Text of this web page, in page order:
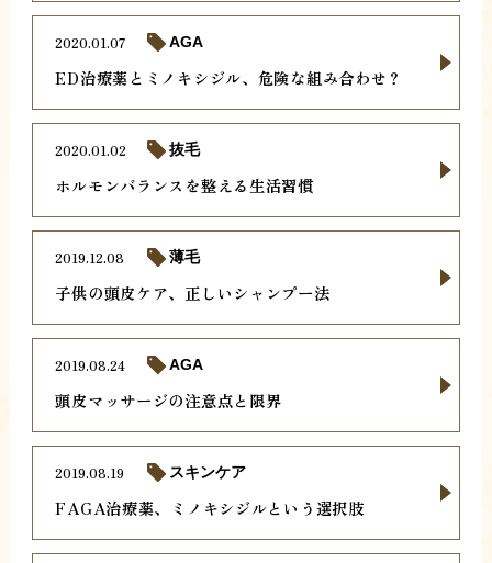
ED治療薬とミノキシジル、危険な組み合わせ？
2020.01.07 AGA
ホルモンバランスを整える生活習慣
2020.01.02 抜毛
子供の頭皮ケア、正しいシャンプー法
2019.12.08 薄毛
頭皮マッサージの注意点と限界
2019.08.24 AGA
FAGA治療薬、ミノキシジルという選択肢
2019.08.19 スキンケア